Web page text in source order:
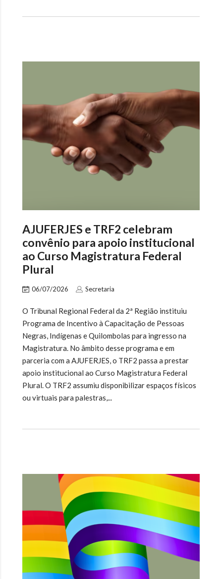
AJUFERJES e TRF2 celebram
convênio para apoio institucional
ao Curso Magistratura Federal
Plural
06/07/2026 Secretaria
O Tribunal Regional Federal da 2ª Região instituiu
Programa de Incentivo à Capacitação de Pessoas
Negras, Indígenas e Quilombolas para ingresso na
Magistratura. No âmbito desse programa e em
parceria com a AJUFERJES, o TRF2 passa a prestar
apoio institucional ao Curso Magistratura Federal
Plural. O TRF2 assumiu disponibilizar espaços físicos
ou virtuais para palestras,...